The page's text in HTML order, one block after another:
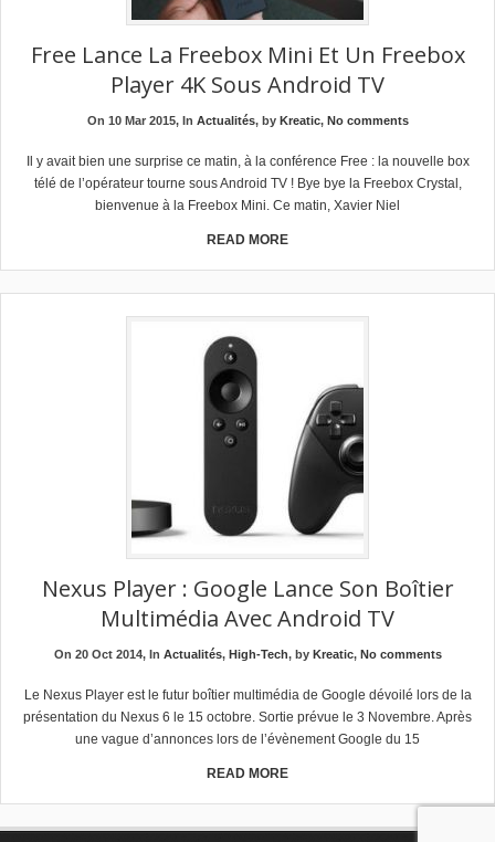
Free Lance La Freebox Mini Et Un Freebox
Player 4K Sous Android TV
On 10 Mar 2015, In Actualités, by Kreatic, No comments
Il y avait bien une surprise ce matin, à la conférence Free : la nouvelle box
télé de l’opérateur tourne sous Android TV ! Bye bye la Freebox Crystal,
bienvenue à la Freebox Mini. Ce matin, Xavier Niel
READ MORE
Nexus Player : Google Lance Son Boîtier
Multimédia Avec Android TV
On 20 Oct 2014, In Actualités, High-Tech, by Kreatic, No comments
Le Nexus Player est le futur boîtier multimédia de Google dévoilé lors de la
présentation du Nexus 6 le 15 octobre. Sortie prévue le 3 Novembre. Après
une vague d’annonces lors de l’évènement Google du 15
READ MORE